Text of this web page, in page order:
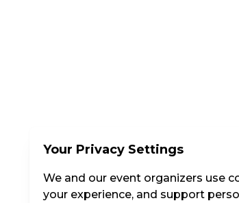
Your Privacy Settings
We and our event organizers use
your experience, and support